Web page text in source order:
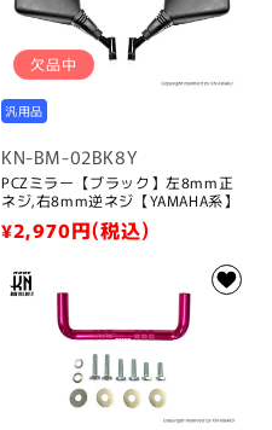
欠品中
汎用品
KN-BM-02BK8Y
PCZミラー【ブラック】左8mm正
ネジ,右8mm逆ネジ【YAMAHA系】
通
価
¥2,970円(税込)